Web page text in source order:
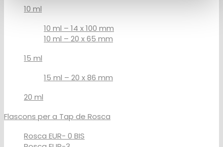
10 ml
10 ml – 14 x 100 mm
10 ml – 20 x 65 mm
15 ml
15 ml – 20 x 86 mm
20 ml
Flascons per a Tap de Rosca
Rosca EUR- 0 BIS